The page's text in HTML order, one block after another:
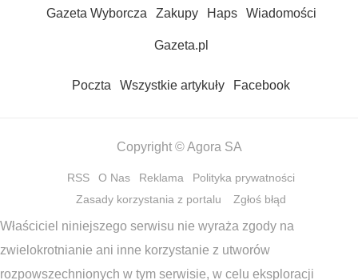
Gazeta Wyborcza Zakupy Haps Wiadomości
Gazeta.pl
Poczta Wszystkie artykuły Facebook
Copyright © Agora SA
RSS O Nas Reklama
Polityka prywatności
Zasady korzystania z portalu
Zgłoś błąd
Właściciel niniejszego serwisu nie wyraża zgody na
zwielokrotnianie ani inne korzystanie z utworów
rozpowszechnionych w tym serwisie, w celu eksploracji